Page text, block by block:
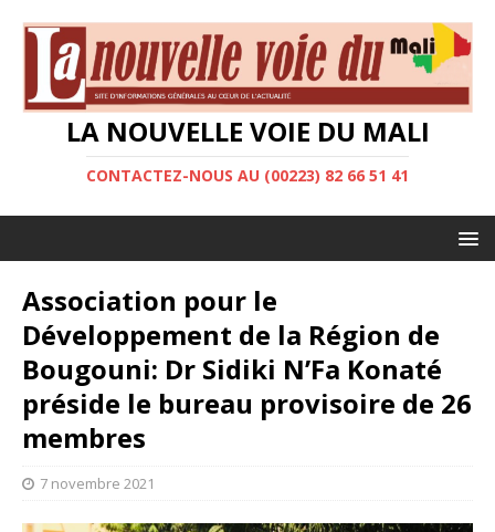
LA NOUVELLE VOIE DU MALI
CONTACTEZ-NOUS AU (00223) 82 66 51 41
Association pour le
Développement de la Région de
Bougouni: Dr Sidiki N’Fa Konaté
préside le bureau provisoire de 26
membres
7 novembre 2021